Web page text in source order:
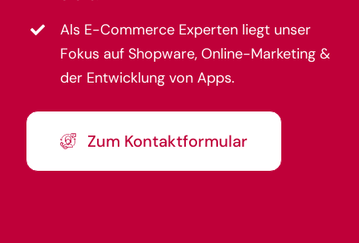
Als E-Commerce Experten liegt unser
Fokus auf Shopware, Online-Marketing &
der Entwicklung von Apps.
Zum Kontaktformular